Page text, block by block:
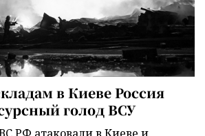
в Киеве Россия
голод ВСУ